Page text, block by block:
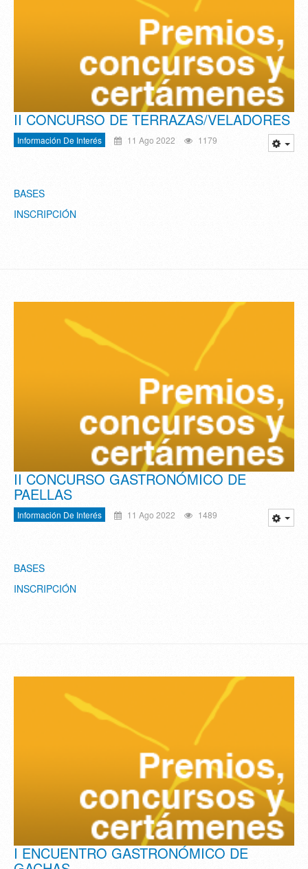
II CONCURSO DE TERRAZAS/VELADORES
Información De Interés 11 Ago 2022 1179
BASES
INSCRIPCIÓN
II CONCURSO GASTRONÓMICO DE
PAELLAS
Información De Interés 11 Ago 2022 1489
BASES
INSCRIPCIÓN
I ENCUENTRO GASTRONÓMICO DE